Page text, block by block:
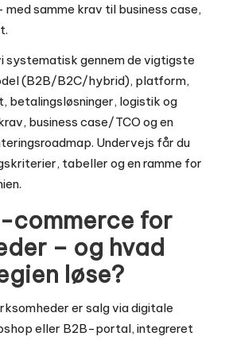
med samme krav til business case,
systematisk gennem de vigtigste
(B2B/B2C/hybrid), platform,
betalingsløsninger, logistik og
business case/TCO og en
Undervejs får du
tabeller og en ramme for
commerce for
– og hvad
løse?
er salg via digitale
eller B2B-portal, integreret